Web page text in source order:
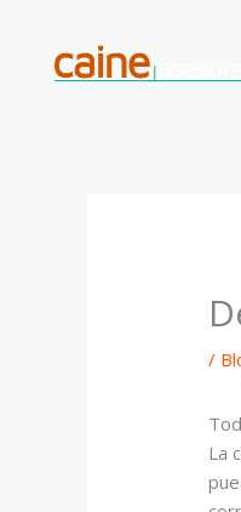
contenido
/
La